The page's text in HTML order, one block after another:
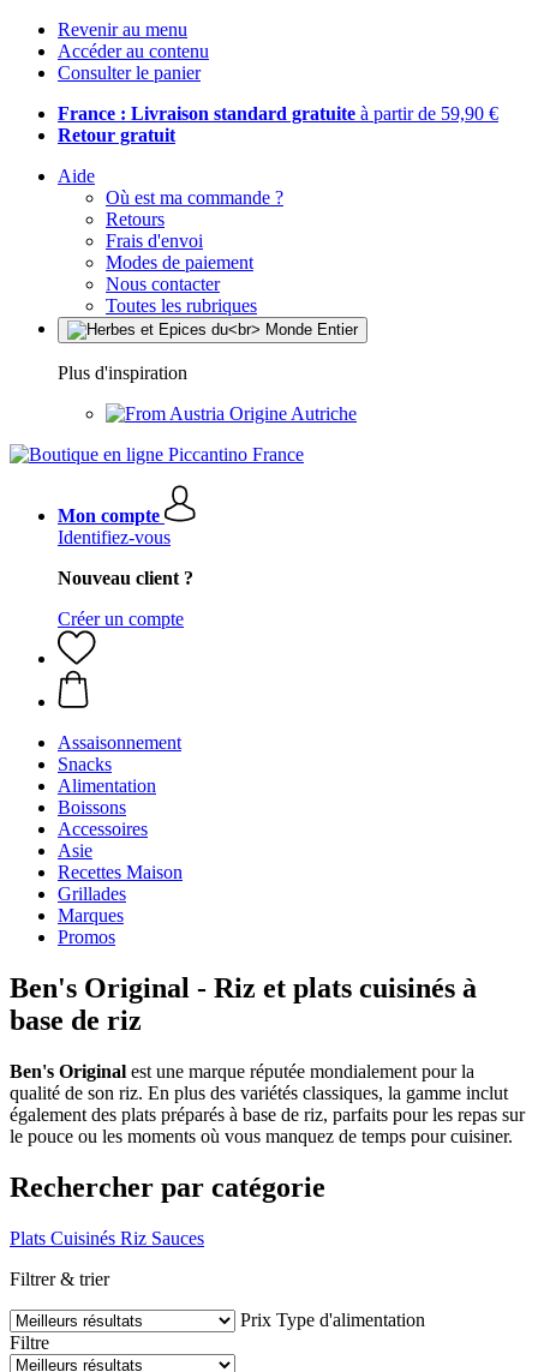
Revenir au menu
Accéder au contenu
Consulter le panier
France : Livraison standard gratuite à partir de 59,90 €
Retour gratuit
Aide
Où est ma commande ?
Retours
Frais d'envoi
Modes de paiement
Nous contacter
Toutes les rubriques
Plus d'inspiration
Origine Autriche
Mon compte
Identifiez-vous
Nouveau client ?
Créer un compte
Assaisonnement
Snacks
Alimentation
Boissons
Accessoires
Asie
Recettes Maison
Grillades
Marques
Promos
Ben's Original - Riz et plats cuisinés à
base de riz
Ben's Original est une marque réputée mondialement pour la
qualité de son riz. En plus des variétés classiques, la gamme inclut
également des plats préparés à base de riz, parfaits pour les repas sur
le pouce ou les moments où vous manquez de temps pour cuisiner.
Rechercher par catégorie
Plats Cuisinés Riz Sauces
Filtrer & trier
Prix Type d'alimentation
Filtre